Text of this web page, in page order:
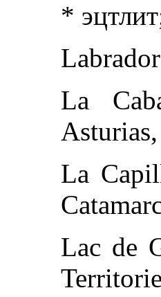
*
La
La
Lac de